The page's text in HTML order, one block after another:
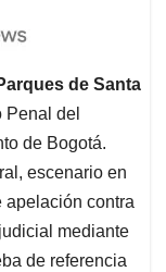
de Santa
Penal del
de Bogotá.
escenario en
apelación contra
mediante
de referencia